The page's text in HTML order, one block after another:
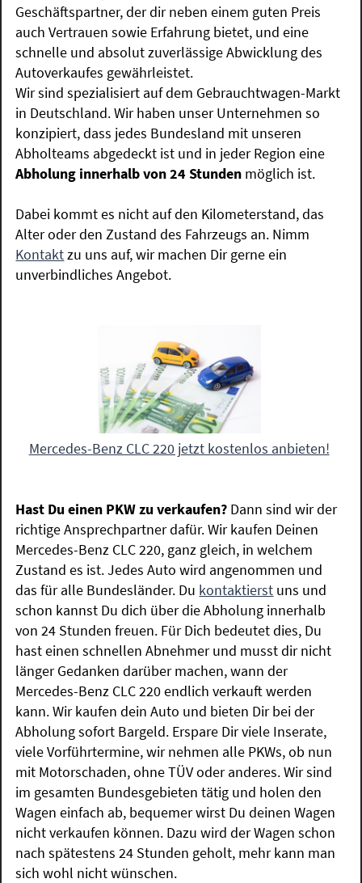
Geschäftspartner, der dir neben einem guten Preis
auch Vertrauen sowie Erfahrung bietet, und eine
schnelle und absolut zuverlässige Abwicklung des
Autoverkaufes gewährleistet.
Wir sind spezialisiert auf dem Gebrauchtwagen-Markt
in Deutschland. Wir haben unser Unternehmen so
konzipiert, dass jedes Bundesland mit unseren
Abholteams abgedeckt ist und in jeder Region eine
Abholung innerhalb von 24 Stunden möglich ist.
Dabei kommt es nicht auf den Kilometerstand, das
Alter oder den Zustand des Fahrzeugs an. Nimm
Kontaktzu uns auf, wir machen Dir gerne ein
unverbindliches Angebot.
Mercedes-Benz CLC 220 jetzt kostenlos anbieten!
Hast Du einen PKW zu verkaufen? Dann sind wir der
richtige Ansprechpartner dafür. Wir kaufen Deinen
Mercedes-Benz CLC 220, ganz gleich, in welchem
Zustand es ist. Jedes Auto wird angenommen und
das für alle Bundesländer. Du kontaktierst uns und
schon kannst Du dich über die Abholung innerhalb
von 24 Stunden freuen. Für Dich bedeutet dies, Du
hast einen schnellen Abnehmer und musst dir nicht
länger Gedanken darüber machen, wann der
Mercedes-Benz CLC 220 endlich verkauft werden
kann. Wir kaufen dein Auto und bieten Dir bei der
Abholung sofort Bargeld. Erspare Dir viele Inserate,
viele Vorführtermine, wir nehmen alle PKWs, ob nun
mit Motorschaden, ohne TÜV oder anderes. Wir sind
im gesamten Bundesgebieten tätig und holen den
Wagen einfach ab, bequemer wirst Du deinen Wagen
nicht verkaufen können. Dazu wird der Wagen schon
nach spätestens 24 Stunden geholt, mehr kann man
sich wohl nicht wünschen.